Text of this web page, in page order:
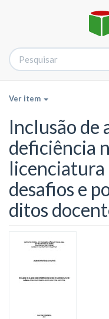
Ver item
Inclusão de
deficiência
licenciatura
desafios e
ditos